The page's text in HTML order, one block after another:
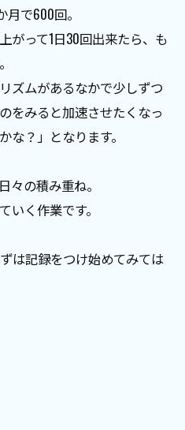
月で600回。
がって1日30回出来たら、も
ズムがあるなかで少しずつ
をみると加速させたくなっ
な？」となります。
々の積み重ね。
いく作業です。
は記録をつけ始めてみては